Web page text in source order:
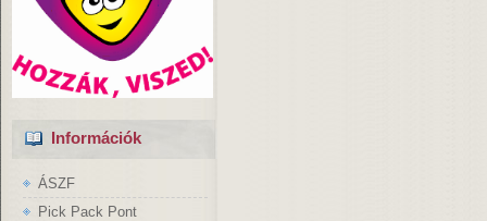
Információk
ÁSZF
Pick Pack Pont